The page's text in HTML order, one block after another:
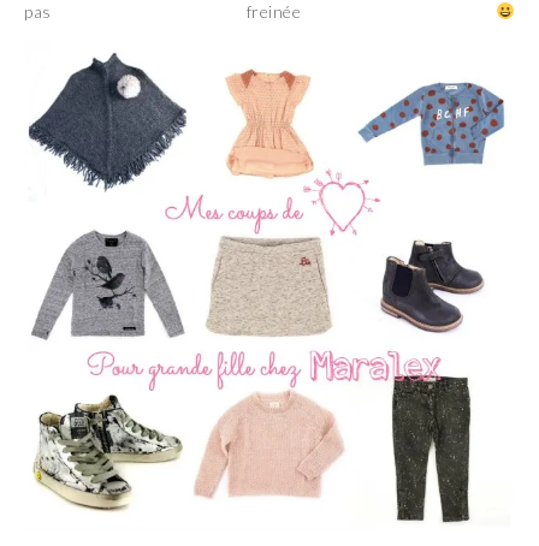
pas freinée